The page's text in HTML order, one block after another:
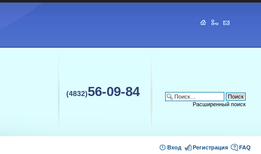
(4832)56-09-84
Расширенный поиск
FAQ
Регистрация
Вход